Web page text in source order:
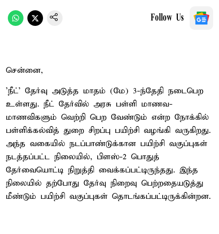
Follow Us
சென்னை,
'நீட்' தேர்வு அடுத்த மாதம் (மே) 3-ந்தேதி நடைபெற
உள்ளது. நீட் தேர்வில் அரசு பள்ளி மாணவ-
மாணவிகளும் வெற்றி பெற வேண்டும் என்ற நோக்கில்
பள்ளிக்கல்வித் துறை சிறப்பு பயிற்சி வழங்கி வருகிறது.
அந்த வகையில் நடப்பாண்டுக்கான பயிற்சி வகுப்புகள்
நடத்தப்பட்ட நிலையில், பிளஸ்-2 பொதுத்
தேர்வையொட்டி நிறுத்தி வைக்கப்பட்டிருந்தது. இந்த
நிலையில் தற்போது தேர்வு நிறைவு பெற்றதையடுத்து
மீண்டும் பயிற்சி வகுப்புகள் தொடங்கப்பட்டிருக்கின்றன.